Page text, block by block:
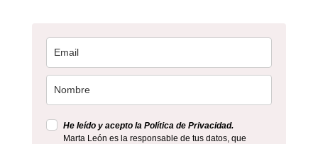
He leído y acepto la Política de Privacidad.
Marta León es la responsable de tus datos, que